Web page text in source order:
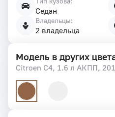
Седан
Владельцы:
2 владельца
Модель в других
Citroen C4, 1.6 л АКПП,